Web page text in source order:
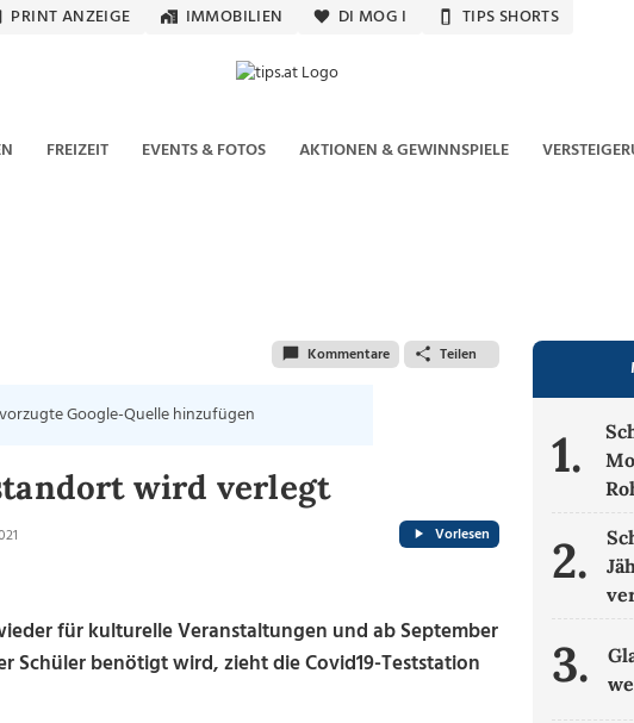
PRINT ANZEIGE IMMOBILIEN DI MOG I TIPS SHORTS
FREIZEIT EVENTS & FOTOS AKTIONEN & GEWINNSPIELE
Kommentare Teilen
Google-Quelle hinzufügen
wird verlegt
Vorlesen
für kulturelle Veranstaltungen und ab September
Schüler benötigt wird, zieht die Covid19-Teststation
1.
2.
3.